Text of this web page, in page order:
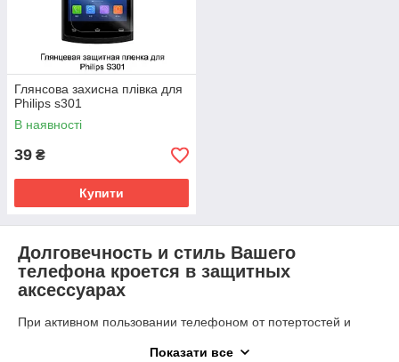
Глянсова захисна плівка для
Philips s301
В наявності
39 ₴
Купити
Долговечность и стиль Вашего
телефона кроется в защитных
аксессуарах
При активном пользовании телефоном от потертостей и
дружат с мелочью и ключами, и случайное соседство в
Показати все